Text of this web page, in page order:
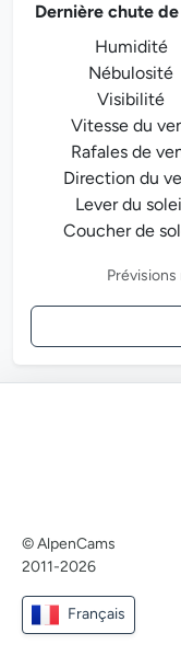
Dernière chute
Humidité
Nébulosité
Visibilité
Vitesse du
Rafales de
Direction du
Lever du
Coucher de
© AlpenCams
2011-2026
Français